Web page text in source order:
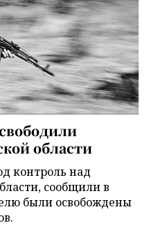
области
контроль над
сообщили в
были освобождены